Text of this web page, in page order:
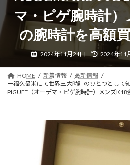
マ・ピゲ腕時計
の腕時計を高額
2024年11月24日
終
新
日
時
:
2024年11
HOME 新着情報
最新情報
一福久留米にて世界三大時計のひとつとして
PIGUET（オーデマ・ピゲ腕時計）メンズ